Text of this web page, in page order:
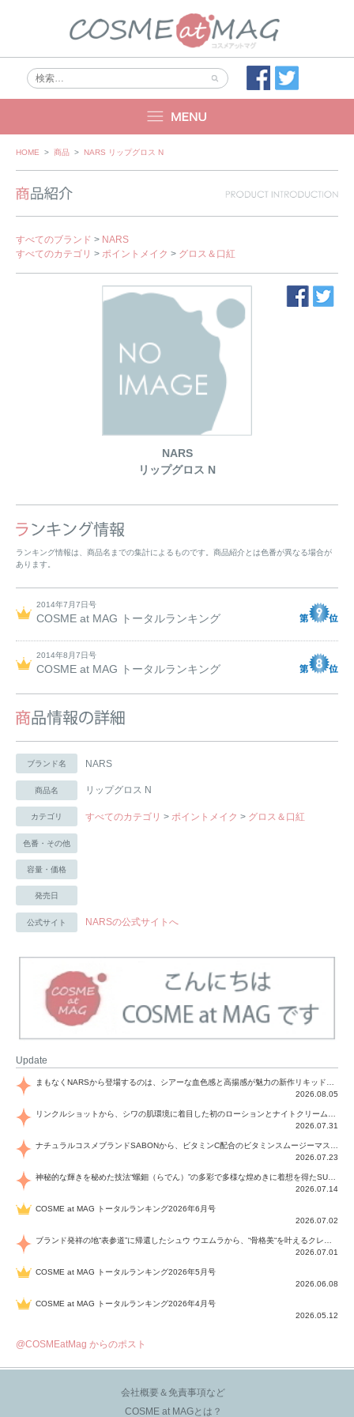
Skip
HOME > 商品 > NARS リップグロス N
すべてのブランド > NARS
すべてのカテゴリ > ポイントメイク > グロス＆口紅
NARS
リップグロス N
ランキング情報は、商品名までの集計によるものです。商品紹介とは色番が異なる場合が
あります。
2014年7月7日号
COSME at MAG トータルランキング
2014年8月7日号
COSME at MAG トータルランキング
ブランド名 NARS
商品名 リップグロス N
カテゴリ すべてのカテゴリ > ポイントメイク > グロス＆口紅
色番・その他
容量・価格
発売日
公式サイト NARSの公式サイトへ
Update
2026.08.05
2026.07.31
2026.07.23
2026.07.14
COSME at MAG トータルランキング2026年6月号
2026.07.02
2026.07.01
COSME at MAG トータルランキング2026年5月号
2026.06.08
COSME at MAG トータルランキング2026年4月号
2026.05.12
@COSMEatMag からのポスト
会社概要＆免責事項など
COSME at MAGとは？